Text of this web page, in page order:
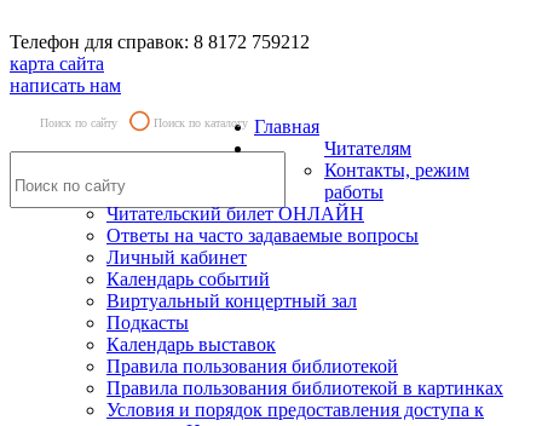
Телефон для справок: 8 8172 759212
карта сайта
написать нам
Поиск по сайту Поиск по каталогу Главная
Читателям
Контакты, режим
работы
Читательский билет ОНЛАЙН
Ответы на часто задаваемые вопросы
Личный кабинет
Календарь событий
Виртуальный концертный зал
Подкасты
Календарь выставок
Правила пользования библиотекой
Правила пользования библиотекой в картинках
Условия и порядок предоставления доступа к